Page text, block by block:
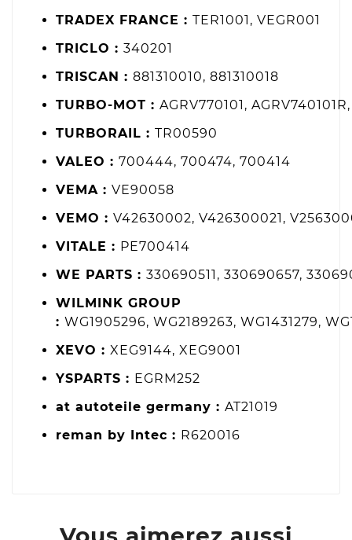
TRADEX FRANCE : TER1001, VEGR001
TRICLO : 340201
TRISCAN : 881310010, 881310018
TURBO-MOT : AGRV770101,
TURBORAIL : TR00590
VALEO : 700444, 700474, 700414
VEMA : VE90058
VEMO : V42630002, V426300021,
VITALE : PE700414
WE PARTS : 330690511, 330690657,
WILMINK GROUP
: WG1905296, WG2189263, WG1431279,
XEVO : XEG9144, XEG9001
YSPARTS : EGRM252
at autoteile germany : AT21019
reman by Intec : R620016